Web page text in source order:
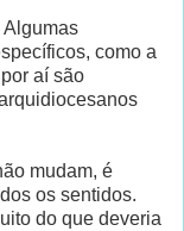
Algumas
como a
aí são
mudam, é
os sentidos.
do que deveria